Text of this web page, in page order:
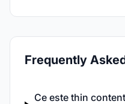
Frequently
Ce este thin